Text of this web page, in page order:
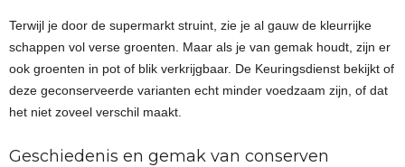
Terwijl je door de supermarkt struint, zie je al gauw de kleurrijke
schappen vol verse groenten. Maar als je van gemak houdt, zijn er
ook groenten in pot of blik verkrijgbaar. De Keuringsdienst bekijkt of
deze geconserveerde varianten echt minder voedzaam zijn, of dat
het niet zoveel verschil maakt.
Geschiedenis en gemak van conserven